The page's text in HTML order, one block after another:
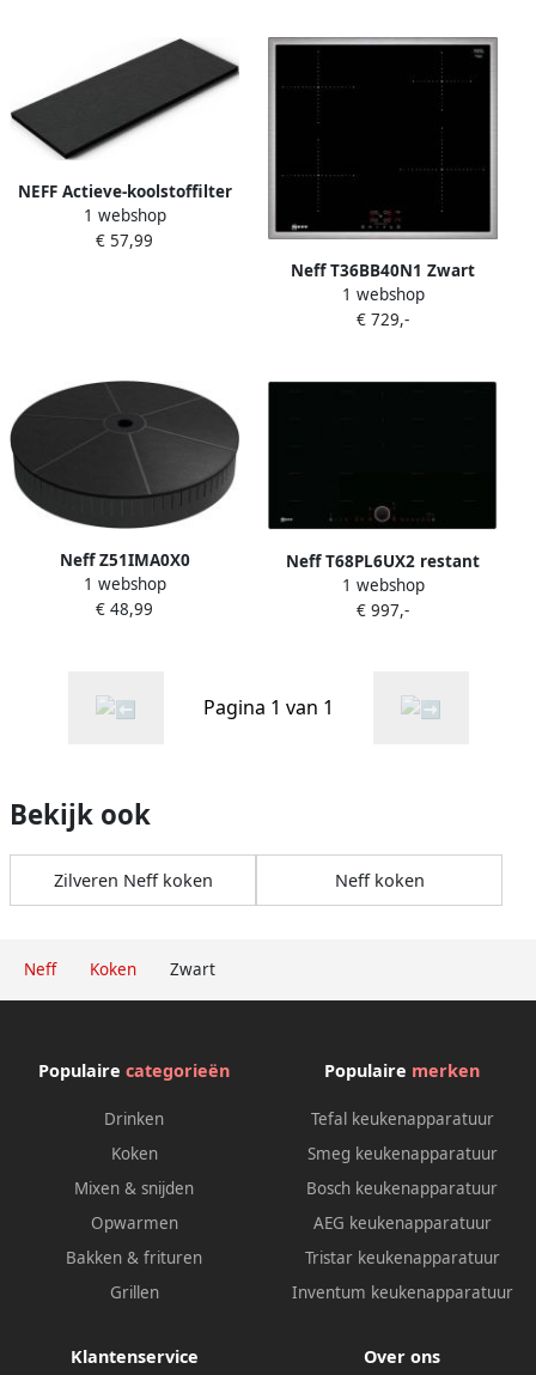
Neff Koken Zwart
NEFF Actieve-koolstoffilter
Z51INA0X0
1 webshop
€ 57,99
Neff T36BB40N1 Zwart
Roestvrijstaal Ingebouwd
Inductiekookplaat zones
1 webshop
€ 729,-
Neff Z51IMA0X0
afzuigkapaccessoire
Afzuigkap filter
1 webshop
€ 48,99
Neff T68PL6UX2 restant
1 webshop
€ 997,-
Pagina 1 van 1
Bekijk ook
Zilveren Neff koken Neff koken
Populaire categorieën
Drinken
Koken
Mixen & snijden
Opwarmen
Bakken & frituren
Grillen
Populaire merken
Tefal keukenapparatuur
Smeg keukenapparatuur
Bosch keukenapparatuur
AEG keukenapparatuur
Tristar keukenapparatuur
Inventum keukenapparatuur
Klantenservice Over ons